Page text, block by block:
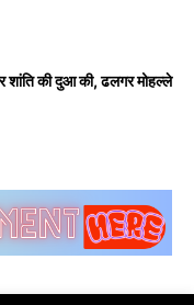
की दुआ की, ढलगर मोहल्ले